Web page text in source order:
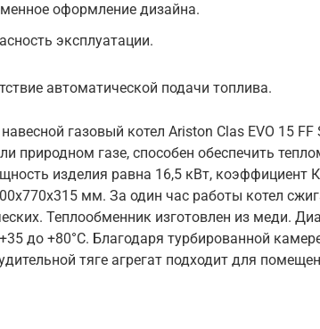
оформление дизайна.
эксплуатации.
автоматической подачи топлива.
газовый котел Ariston Clas EVO 15 FF
природном газе, способен обеспечить
изделия равна 16,5 кВт, коэффициент
мм. За один час работы котел
Теплообменник изготовлен из меди.
до +80°С. Благодаря турбированной
тяге агрегат подходит для